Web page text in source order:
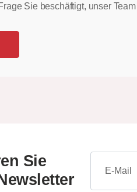
Sie beschäftigt, unser
Sie